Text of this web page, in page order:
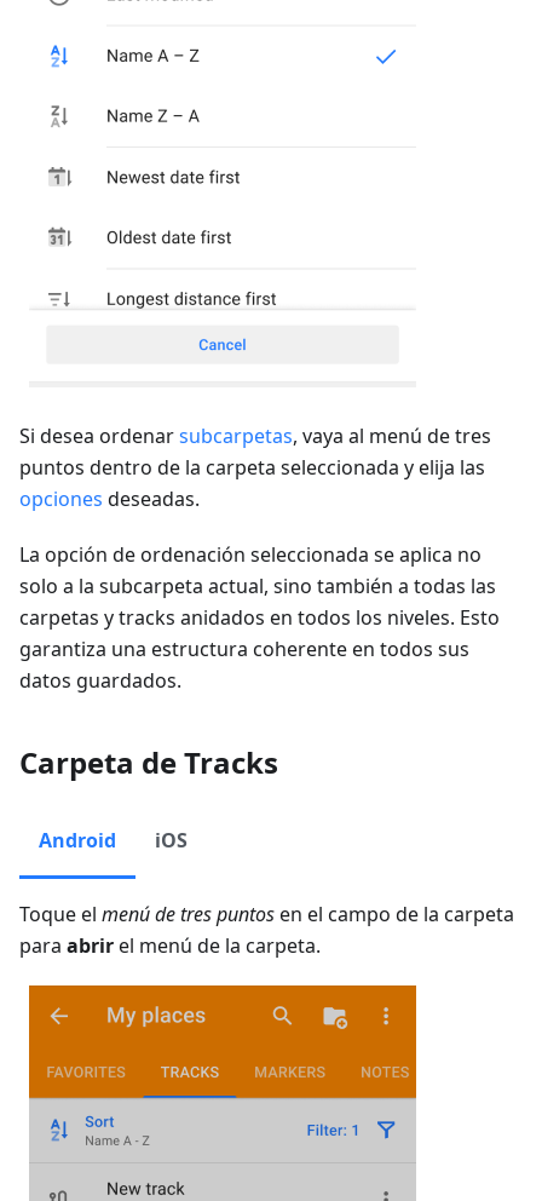
Si desea ordenarsubcarpetas, vaya al menú de tres
puntos dentro de la carpeta seleccionada y elija las
opciones deseadas.
La opción de ordenación seleccionada se aplica no
solo a la subcarpeta actual, sino también a todas las
carpetas y tracks anidados en todos los niveles. Esto
garantiza una estructura coherente en todos sus
datos guardados.
Carpeta de Tracks
Android iOS
Toque el menú de tres puntosen el campo de la carpeta
para abrirel menú de la carpeta.